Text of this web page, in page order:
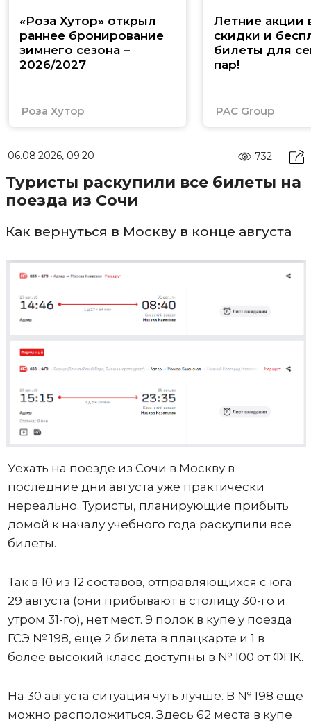
«Роза Хутор» открыл
раннее бронирование
зимнего сезона –
2026/2027
Роза Хутор
Летние акции
скидки и
билеты для
пар!
PAC Group
06.08.2026, 09:20 732
Туристы раскупили все билеты на
поезда из Сочи
Как вернуться в Москву в конце августа
Уехать на поезде из Сочи в Москву в
последние дни августа уже практически
нереально. Туристы, планирующие прибыть
домой к началу учебного года раскупили все
билеты.
Так в 10 из 12 составов, отправляющихся с юга
29 августа (они прибывают в столицу 30-го и
утром 31-го), нет мест. 9 полок в купе у поезда
ГСЭ № 198, еще 2 билета в плацкарте и 1 в
более высокий класс доступны в № 100 от ФПК.
На 30 августа ситуация чуть лучше. В № 198 еще
можно расположиться. Здесь 62 места в купе